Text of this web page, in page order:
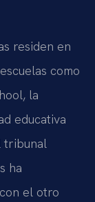
residen en
como
la
educativa
tribunal
ha
el otro